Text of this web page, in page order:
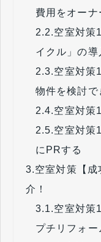
費用をオーナ
2.2.空室対策
イクル」の導
2.3.空室対策
物件を検討で
2.4.空室対策
2.5.空室対策
にPRする
3.空室対策【成
介！
3.1.空室対策
プチリフォ